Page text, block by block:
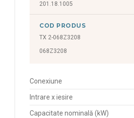
201.18.1005
COD PRODUS
TX 2-068Z3208
068Z3208
Conexiune
Intrare x iesire
Capacitate nominală (kW)